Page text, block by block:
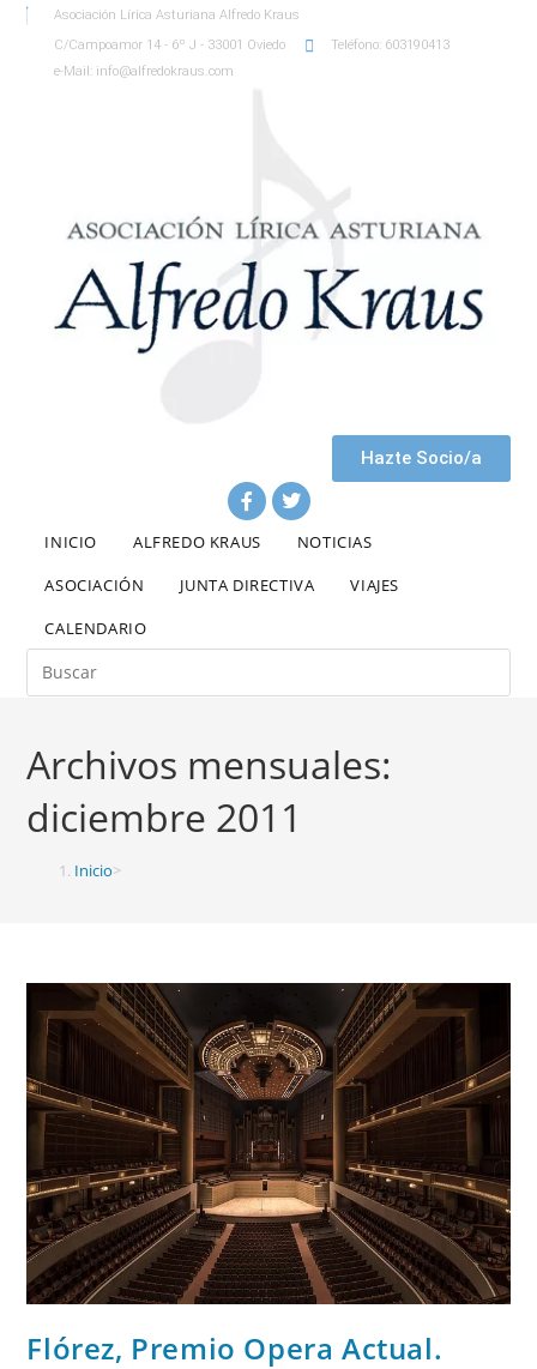
Asociación Lírica Asturiana Alfredo Kraus
C/Campoamor 14 - 6º J - 33001 Oviedo
Teléfono: 603190413
e-Mail: info@alfredokraus.com
Hazte Socio/a
INICIO ALFREDO KRAUS
NOTICIAS
ASOCIACIÓN
JUNTA DIRECTIVA
VIAJES
CALENDARIO
Archivos mensuales:
diciembre 2011
Inicio>
Flórez, Premio Opera Actual.